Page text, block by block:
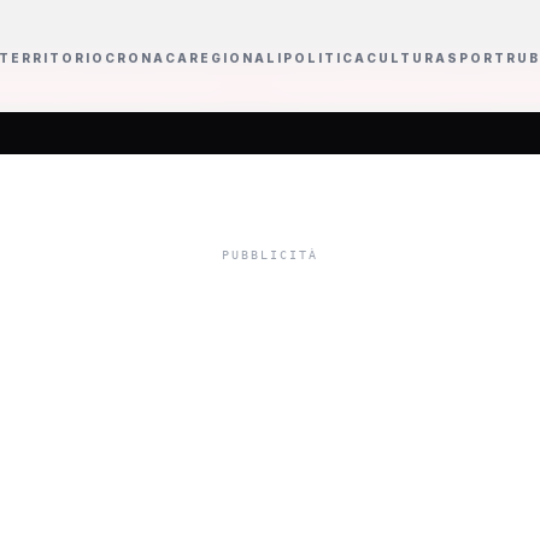
TERRITORIO CRONACA REGIONALI POLITICA CULTURA SPORT